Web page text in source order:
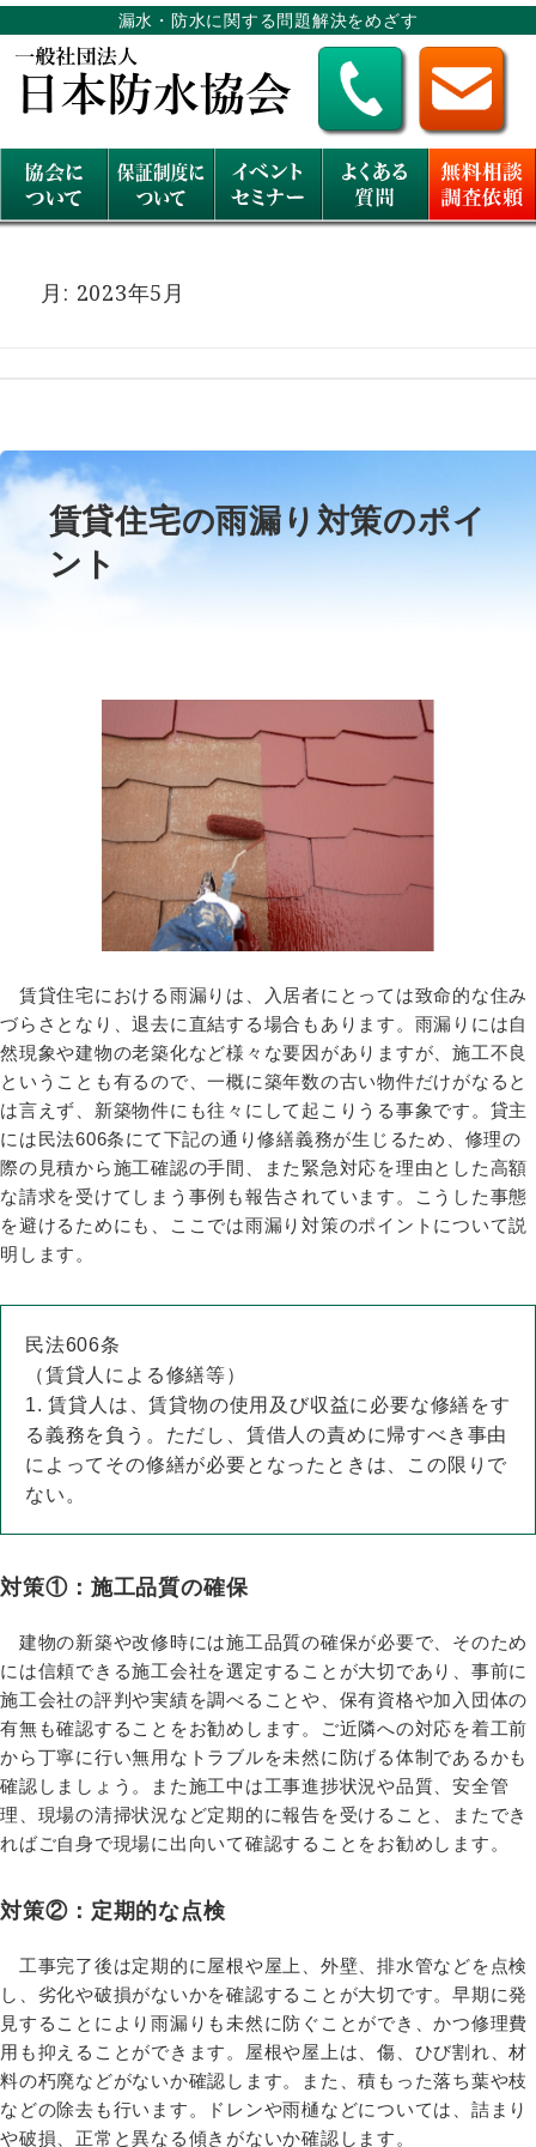
漏水・防水に関する問題解決をめざす
月: 2023年5月
賃貸住宅の雨漏り対策のポイ
ント
賃貸住宅における雨漏りは、入居者にとっては致命的な住み
づらさとなり、退去に直結する場合もあります。雨漏りには自
然現象や建物の老築化など様々な要因がありますが、施工不良
ということも有るので、一概に築年数の古い物件だけがなると
は言えず、新築物件にも往々にして起こりうる事象です。貸主
には民法606条にて下記の通り修繕義務が生じるため、修理の
際の見積から施工確認の手間、また緊急対応を理由とした高額
な請求を受けてしまう事例も報告されています。こうした事態
を避けるためにも、ここでは雨漏り対策のポイントについて説
明します。
民法606条
（賃貸人による修繕等）
1. 賃貸人は、賃貸物の使用及び収益に必要な修繕をす
る義務を負う。ただし、賃借人の責めに帰すべき事由
によってその修繕が必要となったときは、この限りで
ない。
対策①：施工品質の確保
建物の新築や改修時には施工品質の確保が必要で、そのため
には信頼できる施工会社を選定することが大切であり、事前に
施工会社の評判や実績を調べることや、保有資格や加入団体の
有無も確認することをお勧めします。ご近隣への対応を着工前
から丁寧に行い無用なトラブルを未然に防げる体制であるかも
確認しましょう。また施工中は工事進捗状況や品質、安全管
理、現場の清掃状況など定期的に報告を受けること、またでき
ればご自身で現場に出向いて確認することをお勧めします。
対策②：定期的な点検
工事完了後は定期的に屋根や屋上、外壁、排水管などを点検
し、劣化や破損がないかを確認することが大切です。早期に発
見することにより雨漏りも未然に防ぐことができ、かつ修理費
用も抑えることができます。屋根や屋上は、傷、ひび割れ、材
料の朽廃などがないか確認します。また、積もった落ち葉や枝
などの除去も行います。ドレンや雨樋などについては、詰まり
や破損、正常と異なる傾きがないか確認します。